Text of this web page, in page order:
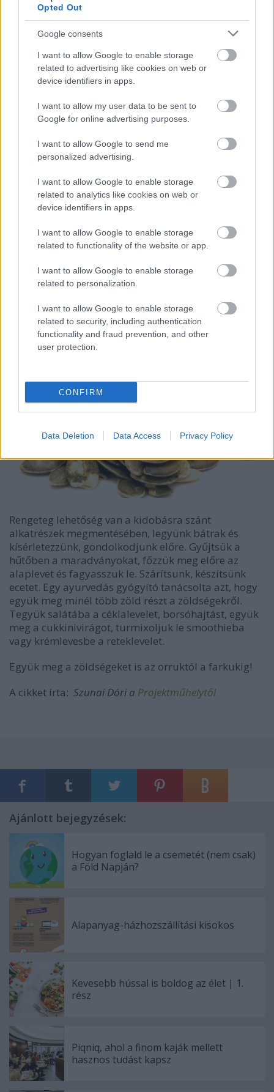
Opted Out
Google consents
I want to allow Google to enable storage
related to advertising like cookies on web or
device identifiers in apps.
I want to allow my user data to be sent to
Google for online advertising purposes.
I want to allow Google to send me
personalized advertising.
I want to allow Google to enable storage
related to analytics like cookies on web or
device identifiers in apps.
I want to allow Google to enable storage
related to functionality of the website or app.
I want to allow Google to enable storage
related to personalization.
I want to allow Google to enable storage
related to security, including authentication
functionality and fraud prevention, and other
user protection.
CONFIRM
Data Deletion Data Access Privacy Policy
chips krumplihéjból
A sütőtök magjából készíthetünk snacket, ha egy kis
olajjal és fűszerrel összeforgatjuk, majd megsütjük
őket a sütőben. Kiváló csak úgy rágcsálni, de
salátákba vagy levesbetétnek is.
hájak, torzsák, készülhet ecet is. Így konkrétan pár
evőkanál cukor költségén készíthetünk házi
mindenképpen javaslom a kísérletezést.
Rengeteg lehetőség van a kidobásra szánt
alkatrészek megmentésében, legyünk bátrak és
kísérletezzünk, gondolkodjunk előre. Gyűjtsük a
hűtőben a maradványokat, főzzük meg előre az
alaplevet és fagyasszuk le. Szárítsunk, készítsünk
ecetet. Egy ayurvedás gyógyító tanácsolta azt, hogy
együk meg minél több zöld részt a zöldségekről.
Tegyük salátába a céklalevelet, borsóhajtást, együk
meg a cukkinivirágot, turmixoljuk le smoothieba
vagy krémlevesbe a reteklevelet.
Együk meg a zöldségeket is az orruktól a farkukig!
A cikket írta: Szunai Dóri a Projektműhelytől​​
Ajánlott bejegyzések:
Hogyan foglald le a csemetét (nem csak)
a Föld Napján?
Alapanyag-házhozszállítási kisokos
Kevesebb hússal is boldog az élet | 1.
rész
Piqniq, ahol a finom kaják mellett
hasznos tudást kapsz